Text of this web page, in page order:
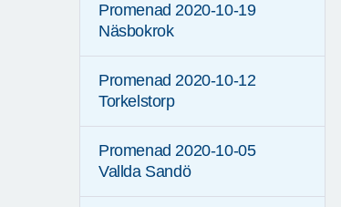
Promenad 2020-10-19
Näsbokrok
Promenad 2020-10-12
Torkelstorp
Promenad 2020-10-05
Vallda Sandö